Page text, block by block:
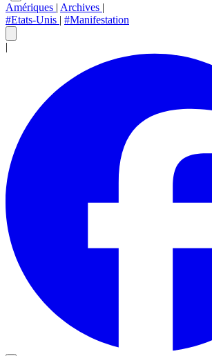
Amériques | Archives |
#Etats-Unis | #Manifestation
|